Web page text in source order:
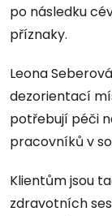
po následku
příznaky.
Leona
dezorientací
potřebují péči
pracovníků v
Klientům jsou
zdravotních